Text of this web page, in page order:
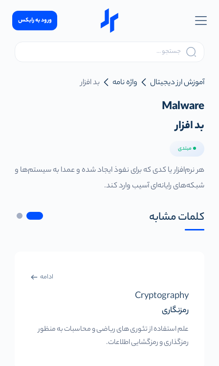
ورود به رابکس
آموزش ارز دیجیتال واژه نامه بد افزار
Malware
بد افزار
مبتدی
هر نرم‌افزار یا کدی که برای نفوذ ایجاد شده و عمدا به سیستم‌ها و
شبکه‌های رایانه‌ای آسیب وارد کند.
کلمات مشابه
ادامه
Cryptography
رمزنگاری
علم استفاده از تئوری های ریاضی و محاسبات به منظور
رمزگذاری و رمزگشایی اطلاعات.